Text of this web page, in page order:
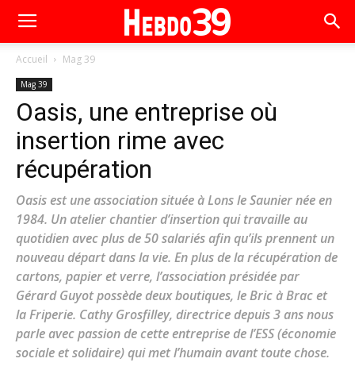
Accueil Mag 39
Mag 39
Oasis, une entreprise où
insertion rime avec
récupération
Oasis est une association située à Lons le Saunier née en
1984. Un atelier chantier d’insertion qui travaille au
quotidien avec plus de 50 salariés afin qu’ils prennent un
nouveau départ dans la vie. En plus de la récupération de
cartons, papier et verre, l’association présidée par
Gérard Guyot possède deux boutiques, le Bric à Brac et
la Friperie. Cathy Grosfilley, directrice depuis 3 ans nous
parle avec passion de cette entreprise de l’ESS (économie
sociale et solidaire) qui met l’humain avant toute chose.